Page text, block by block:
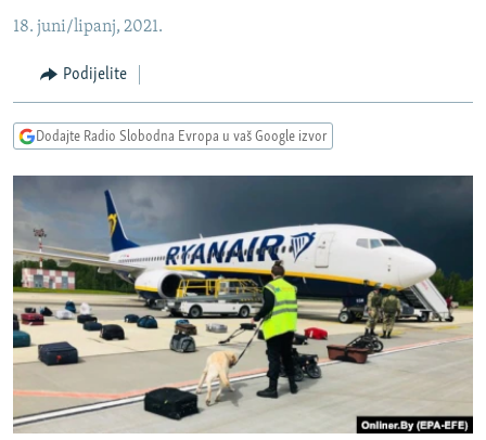
glavnu
navigaciju
Pređite
na
pretragu
CRNA GORA
VIZUELNO
INFOGRAFIKE
RAT U UKRAJINI
KINA NA BALKANU
RSE PRIČE IZ SVIJETA
ISPRIČAJ MI
DNEVNO@RSE
SPECIJALI RSE
VIŠE OD NASLOVA
PRATITE NAS
18. juni/lipanj, 2021.
Podijelite
Dodajte Radio Slobodna Evropa u vaš Google izvor